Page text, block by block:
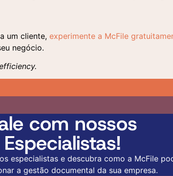
um cliente, experimente a McFile
negócio.
com nossos
Especialistas!
especialistas e descubra como a McFile
a gestão documental da sua empresa.